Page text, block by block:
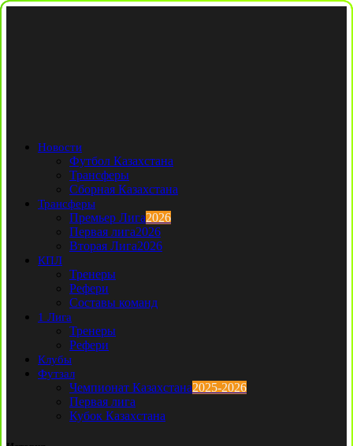
Новости
Футбол Казахстана
Трансферы
Сборная Казахстана
Трансферы
Премьер Лига2026
Первая лига2026
Вторая Лига2026
КПЛ
Тренеры
Рефери
Составы команд
1 Лига
Тренеры
Рефери
Клубы
Футзал
Чемпионат Казахстана2025-2026
Первая лига
Кубок Казахстана